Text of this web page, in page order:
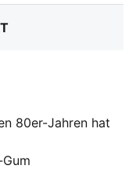
80er-Jahren hat
Atmosphäre
Carina 2.0 Mid